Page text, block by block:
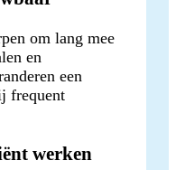
om lang mee
en
een
frequent
werken